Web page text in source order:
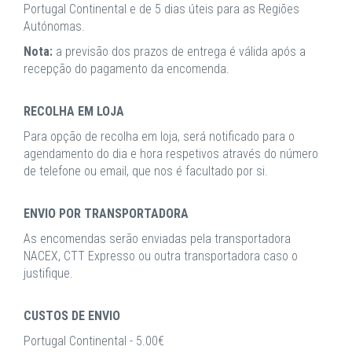
Portugal Continental e de 5 dias úteis para as Regiões
Autónomas.
Nota: a previsão dos prazos de entrega é válida após a
recepção do pagamento da encomenda.
RECOLHA EM LOJA
Para opção de recolha em loja, será notificado para o
agendamento do dia e hora respetivos através do número
de telefone ou email, que nos é facultado por si.
ENVIO POR TRANSPORTADORA
As encomendas serão enviadas pela transportadora
NACEX, CTT Expresso ou outra transportadora caso o
justifique.
CUSTOS DE ENVIO
Portugal Continental - 5.00€